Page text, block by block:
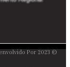
© 2023 NewTerracotta. Todos Os Direitos Reservados | Desenvolvido Por